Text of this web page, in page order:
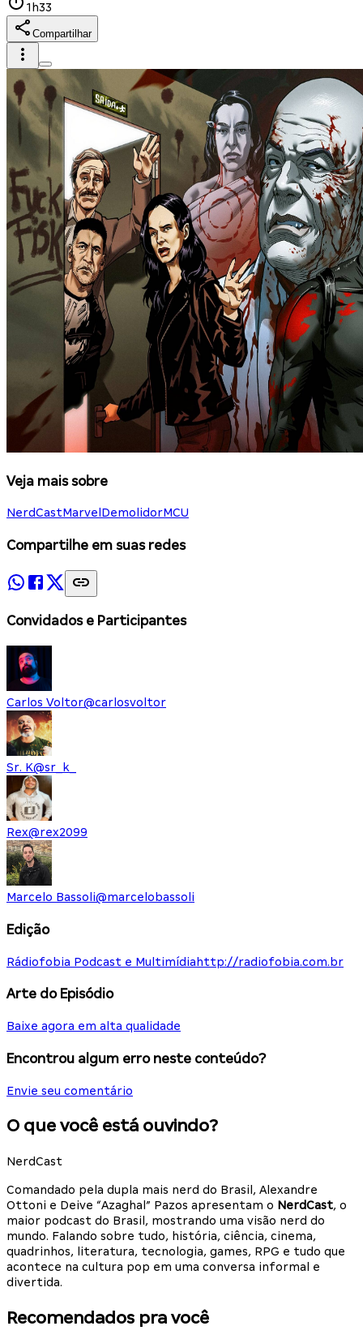
1h33
Compartilhar
Veja mais sobre
NerdCastMarvel DemolidorMCU
Compartilhe em suas redes
Convidados e Participantes
Carlos Voltor@carlosvoltor
Sr. K@sr_k_
Rex@rex2099
Marcelo Bassoli@marcelobassoli
Edição
Rádiofobia Podcast e Multimídia http://radiofobia.com.br
Arte do Episódio
Baixe agora em alta qualidade
Encontrou algum erro neste conteúdo?
Envie seu comentário
O que você está ouvindo?
NerdCast
Comandado pela dupla mais nerd do Brasil, Alexandre
Ottoni e Deive “Azaghal” Pazos apresentam o NerdCast, o
maior podcast do Brasil, mostrando uma visão nerd do
mundo. Falando sobre tudo, história, ciência, cinema,
quadrinhos, literatura, tecnologia, games, RPG e tudo que
acontece na cultura pop em uma conversa informal e
divertida.
Recomendados pra você